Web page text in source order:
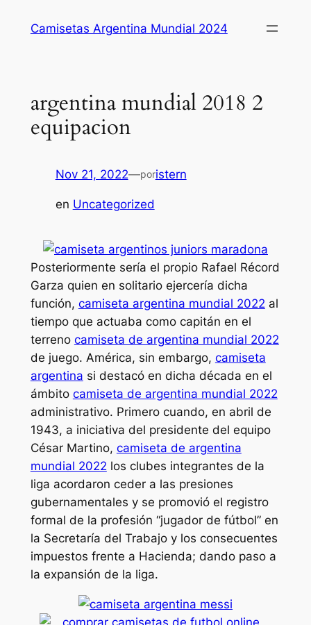
Camisetas Argentina Mundial 2024
argentina mundial 2018 2
equipacion
Nov 21, 2022—poristern
en Uncategorized
Posteriormente sería el propio Rafael Récord
Garza quien en solitario ejercería dicha
función, camiseta argentina mundial 2022 al
tiempo que actuaba como capitán en el
terreno camiseta de argentina mundial 2022
de juego. América, sin embargo, camiseta
argentina si destacó en dicha década en el
ámbito camiseta de argentina mundial 2022
administrativo. Primero cuando, en abril de
1943, a iniciativa del presidente del equipo
César Martino, camiseta de argentina
mundial 2022 los clubes integrantes de la
liga acordaron ceder a las presiones
gubernamentales y se promovió el registro
formal de la profesión “jugador de fútbol” en
la Secretaría del Trabajo y los consecuentes
impuestos frente a Hacienda; dando paso a
la expansión de la liga.